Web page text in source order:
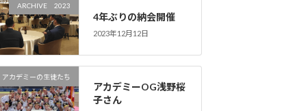
ARCHIVE 2023
4年ぶりの納会開催
2023年12月12日
アカデミーの生徒たち
アカデミーOG浅野桜
子さん